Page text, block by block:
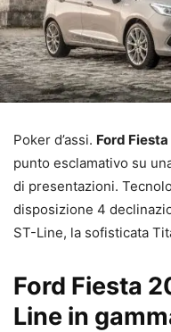
Poker d’assi. Ford Fiesta
punto esclamativo su
di presentazioni.
disposizione 4
ST-Line, la sofisticata
Ford Fiesta
Line in